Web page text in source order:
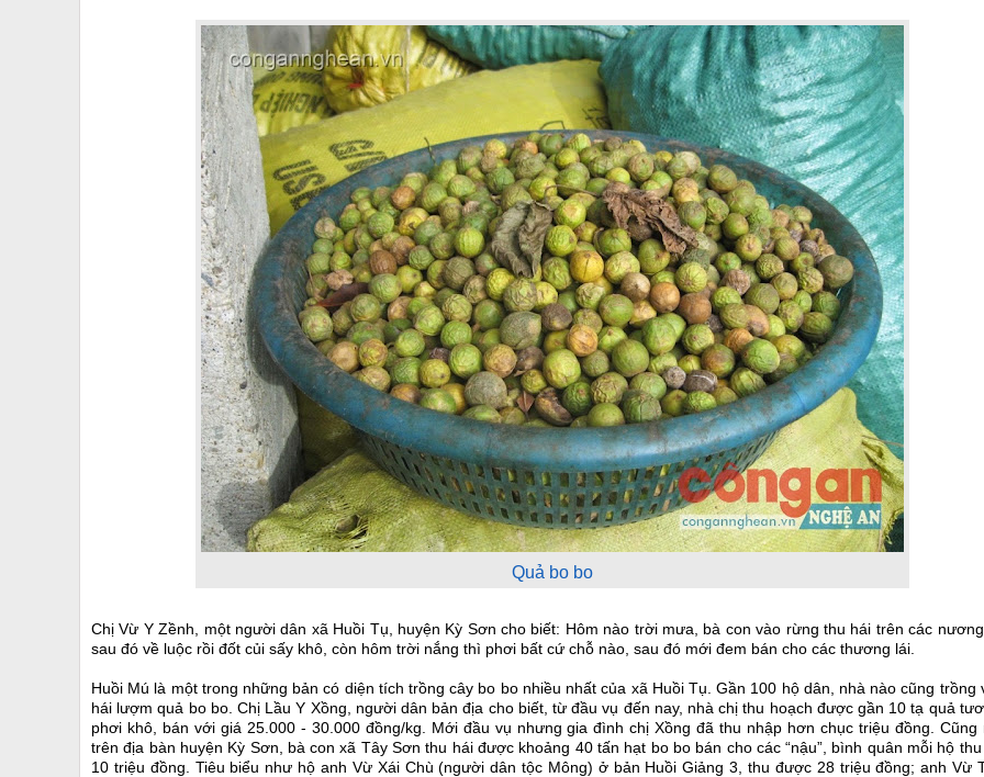
Quả bo bo
Chị Vừ Y Zềnh, một người dân xã Huồi Tụ, huyện Kỳ Sơn cho biết: Hôm nào trời mưa, bà con vào rừng thu hái trên các nương
sau đó về luộc rồi đốt củi sấy khô, còn hôm trời nắng thì phơi bất cứ chỗ nào, sau đó mới đem bán cho các thương lái.
Huồi Mú là một trong những bản có diện tích trồng cây bo bo nhiều nhất của xã Huồi Tụ. Gần 100 hộ dân, nhà nào cũng trồng
hái lượm quả bo bo. Chị Lầu Y Xồng, người dân bản địa cho biết, từ đầu vụ đến nay, nhà chị thu hoạch được gần 10 tạ quả
phơi khô, bán với giá 25.000 - 30.000 đồng/kg. Mới đầu vụ nhưng gia đình chị Xồng đã thu nhập hơn chục triệu đồng. Cũng
trên địa bàn huyện Kỳ Sơn, bà con xã Tây Sơn thu hái được khoảng 40 tấn hạt bo bo bán cho các “nậu”, bình quân mỗi hộ
10 triệu đồng. Tiêu biểu như hộ anh Vừ Xái Chù (người dân tộc Mông) ở bản Huồi Giảng 3, thu được 28 triệu đồng; anh Vừ